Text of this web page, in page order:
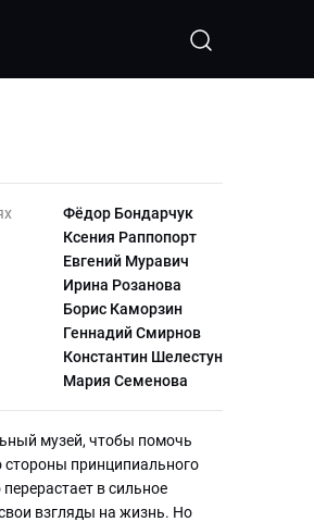
Фёдор Бондарчук
Ксения Раппопорт
Евгений Муравич
Ирина Розанова
Борис Каморзин
Геннадий Смирнов
Константин Шелестун
Мария Семенова
музей, чтобы помочь
стороны принципиального
в сильное
взгляды на жизнь. Но